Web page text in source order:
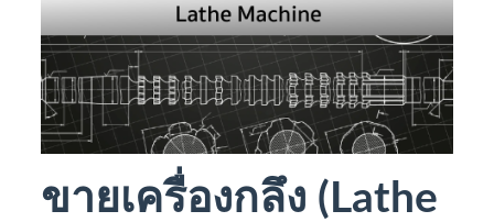
ขายเครื่องกลึง (Lathe